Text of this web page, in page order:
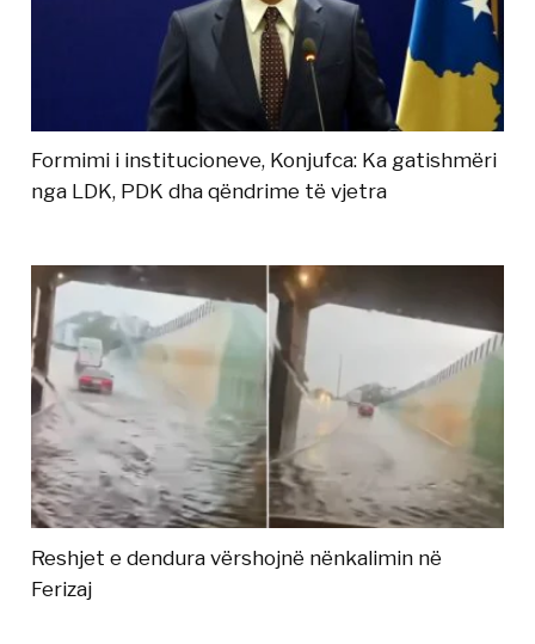
Formimi i institucioneve, Konjufca: Ka gatishmëri
nga LDK, PDK dha qëndrime të vjetra
Reshjet e dendura vërshojnë nënkalimin në
Ferizaj